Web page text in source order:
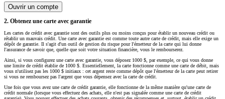
Ouvrir un compte
2. Obtenez une carte avec garantie
Les cartes de crédit avec garantie sont des outils plus ou moins conçus pour établir un nouveau crédit ou
rétablir un mauvais crédit. Une carte avec garantie est comme toute autre carte de crédit, mais elle exige un
dépôt de garantie. Il s'agit d'un outil de gestion du risque pour l'émetteur de la carte qui lui donne
l'assurance de savoir que, quelle que soit votre situation financière, vous le rembourserez.
Ainsi, si vous configurez une carte avec garantie, vous déposez 1000 $, par exemple, ce qui vous donne
une limite de crédit établie de 1000 $. Essentiellement, la carte fonctionne comme une carte de débit, mais
vous n'utilisez pas les 1000 $ initiaux : cet argent reste comme dépôt que l'émetteur de la carte peut retirer
si vous ne remboursez pas l'argent que vous dépensez avec la carte de crédit.
Une fois que vous avez une carte de crédit garantie, elle fonctionne de la même manière qu'une carte de
crédit normale (lorsque vous effectuez des achats, elle n'est pas signalée comme une carte de crédit